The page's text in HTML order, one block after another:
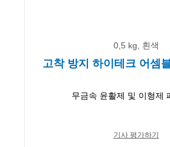
0,5 kg, 흰색
고착 방지 하이테크 어셈
무금속 윤활제 및 이형제
기사 평가하기